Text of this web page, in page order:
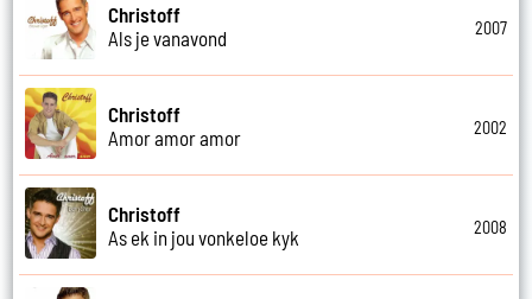
Christoff
Als je vanavond
2007
Christoff
Amor amor amor
2002
Christoff
As ek in jou vonkeloe kyk
2008